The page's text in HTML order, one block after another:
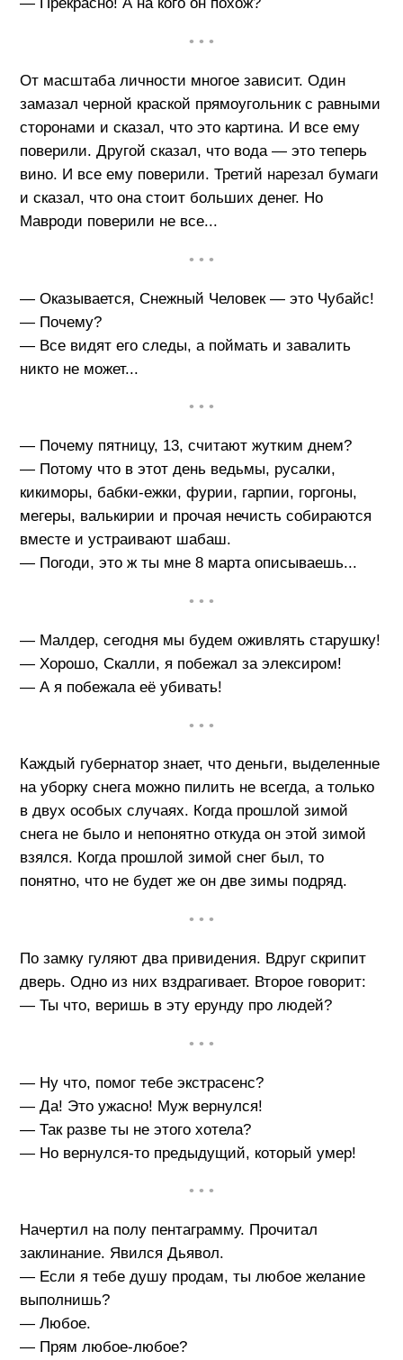
— Прекрасно! А на кого он похож?
• • •
От масштаба личности многое зависит. Один
замазал черной краской прямоугольник с равными
сторонами и сказал, что это картина. И все ему
поверили. Другой сказал, что вода — это теперь
вино. И все ему поверили. Третий нарезал бумаги
и сказал, что она стоит больших денег. Но
Мавроди поверили не все...
• • •
— Оказывается, Снежный Человек — это Чубайс!
— Почему?
— Все видят его следы, а поймать и завалить
никто не может...
• • •
— Почему пятницу, 13, считают жутким днем?
— Потому что в этот день ведьмы, русалки,
кикиморы, бабки-ежки, фурии, гарпии, горгоны,
мегеры, валькирии и прочая нечисть собираются
вместе и устраивают шабаш.
— Погоди, это ж ты мне 8 марта описываешь...
• • •
— Малдер, сегодня мы будем оживлять старушку!
— Хорошо, Скалли, я побежал за элексиром!
— А я побежала её убивать!
• • •
Каждый губернатор знает, что деньги, выделенные
на уборку снега можно пилить не всегда, а только
в двух особых случаях. Когда прошлой зимой
снега не было и непонятно откуда он этой зимой
взялся. Когда прошлой зимой снег был, то
понятно, что не будет же он две зимы подряд.
• • •
По замку гуляют два привидения. Вдруг скрипит
дверь. Одно из них вздрагивает. Второе говорит:
— Ты что, веришь в эту ерунду про людей?
• • •
— Ну что, помог тебе экстрасенс?
— Да! Это ужасно! Муж вернулся!
— Так разве ты не этого хотела?
— Но вернулся-то предыдущий, который умер!
• • •
Начертил на полу пентаграмму. Прочитал
заклинание. Явился Дьявол.
— Если я тебе душу продам, ты любое желание
выполнишь?
— Любое.
— Прям любое-любое?